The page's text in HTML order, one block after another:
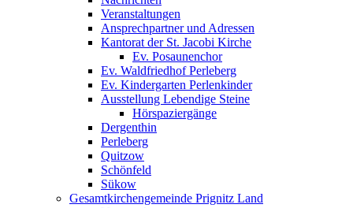
Veranstaltungen
Ansprechpartner und Adressen
Kantorat der St. Jacobi Kirche
Ev. Posaunenchor
Ev. Waldfriedhof Perleberg
Ev. Kindergarten Perlenkinder
Ausstellung Lebendige Steine
Hörspaziergänge
Dergenthin
Perleberg
Quitzow
Schönfeld
Sükow
Gesamtkirchengemeinde Prignitz Land